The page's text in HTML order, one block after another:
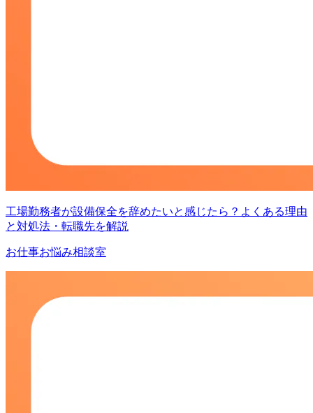
工場勤務者が設備保全を辞めたいと感じたら？よくある理由
と対処法・転職先を解説
お仕事お悩み相談室